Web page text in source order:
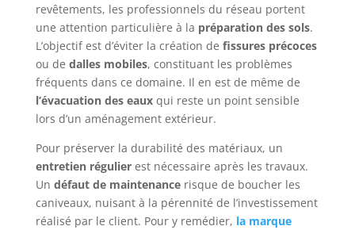
revêtements, les professionnels du réseau portent
une attention particulière à la préparation des sols.
L’objectif est d’éviter la création de fissures précoces
ou de dalles mobiles, constituant les problèmes
fréquents dans ce domaine. Il en est de même de
l’évacuation des eaux qui reste un point sensible
lors d’un aménagement extérieur.
Pour préserver la durabilité des matériaux, un
entretien régulierest nécessaire après les travaux.
Un défaut de maintenancerisque de boucher les
caniveaux, nuisant à la pérennité de l’investissement
réalisé par le client. Pour y remédier, la marque